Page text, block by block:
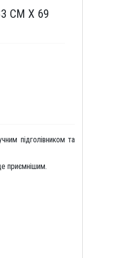
СМ Х 69
підголівником та
приємнішим.